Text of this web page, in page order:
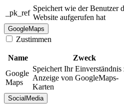
_pk_ref
Speichert wie der Benutzer
Website aufgerufen hat
GoogleMaps
Zustimmen
Name Zweck
Google
Maps
Speichert Ihr Einverständnis
Anzeige von GoogleMaps-
Karten
SocialMedia